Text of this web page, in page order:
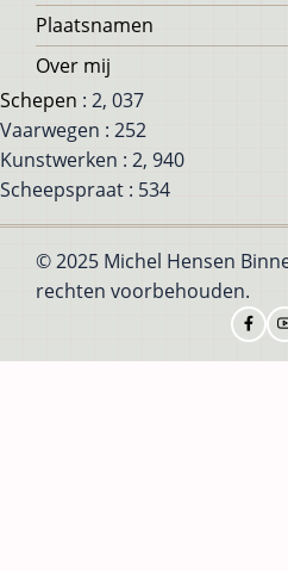
Plaatsnamen
Over mij
Schepen : 2, 037
Vaarwegen : 252
Kunstwerken : 2, 940
Scheepspraat : 534
© 2025 Michel Hensen
rechten voorbehouden.